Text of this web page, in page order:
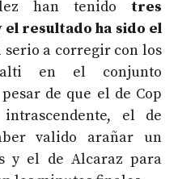
han tenido tres
resultado ha sido el
serio a corregir con los
en el conjunto
de que el de Cop
el de
valido arañar un
y el de Alcaraz para